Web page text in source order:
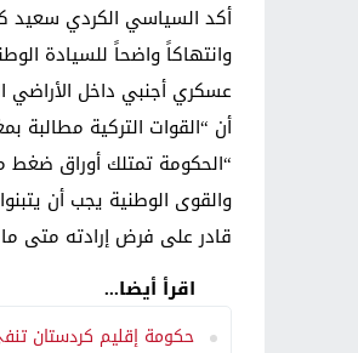
أكد السياسي الكردي سعيد
وانتهاكاً واضحاً للسيادة
عسكري أجنبي داخل الأراضي
أن “القوات التركية مطالبة
“الحكومة تمتلك أوراق ضغط
والقوى الوطنية يجب أن
قادر على فرض إرادته متى ما
اقرأ أيضا...
حكومة إقليم كردستان